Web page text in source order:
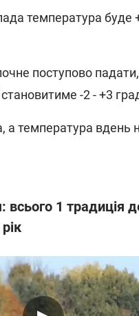
температура буде
поступово
-2 - +3
а температура вдень
1 традиція